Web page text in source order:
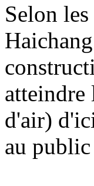
Selon
atteindre
d'air)
au